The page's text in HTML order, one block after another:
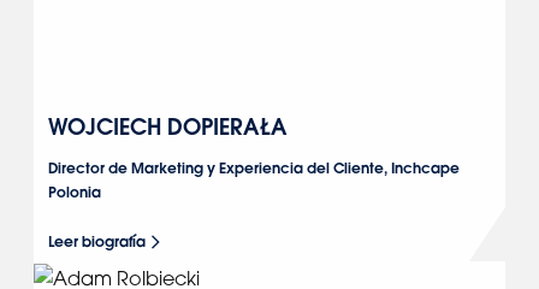
WOJCIECH DOPIERAŁA
Director de Marketing y Experiencia del Cliente, Inchcape
Polonia
Leer biografía